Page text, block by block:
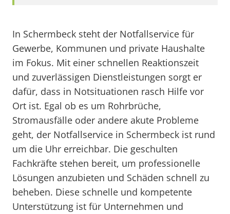
In Schermbeck steht der Notfallservice für
Gewerbe, Kommunen und private Haushalte
im Fokus. Mit einer schnellen Reaktionszeit
und zuverlässigen Dienstleistungen sorgt er
dafür, dass in Notsituationen rasch Hilfe vor
Ort ist. Egal ob es um Rohrbrüche,
Stromausfälle oder andere akute Probleme
geht, der Notfallservice in Schermbeck ist rund
um die Uhr erreichbar. Die geschulten
Fachkräfte stehen bereit, um professionelle
Lösungen anzubieten und Schäden schnell zu
beheben. Diese schnelle und kompetente
Unterstützung ist für Unternehmen und